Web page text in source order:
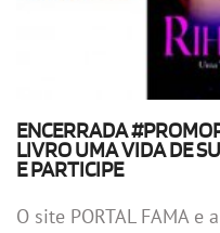
ENCERRADA
LIVRO UMA VIDA DE
E PARTICIPE
O site PORTAL FAMA